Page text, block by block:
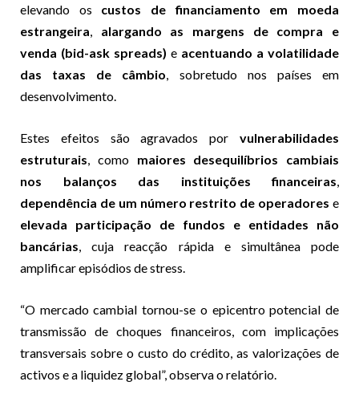
elevando os custos de financiamento em moeda
estrangeira, alargando as margens de compra e
venda (bid-ask spreads) e acentuando a volatilidade
das taxas de câmbio, sobretudo nos países em
desenvolvimento.
Estes efeitos são agravados por vulnerabilidades
estruturais, como maiores desequilíbrios cambiais
nos balanços das instituições financeiras,
dependência de um número restrito de operadores e
elevada participação de fundos e entidades não
bancárias, cuja reacção rápida e simultânea pode
amplificar episódios de stress.
“O mercado cambial tornou-se o epicentro potencial de
transmissão de choques financeiros, com implicações
transversais sobre o custo do crédito, as valorizações de
activos e a liquidez global”, observa o relatório.